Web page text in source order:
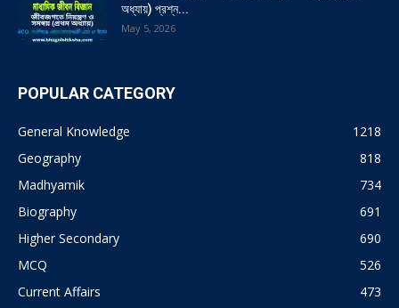
অধ্যায়) প্রশ্ন...
May 5, 2026
POPULAR CATEGORY
General Knowledge
1218
Geography
818
Madhyamik
734
Biography
691
Higher Secondary
690
MCQ
526
Current Affairs
473